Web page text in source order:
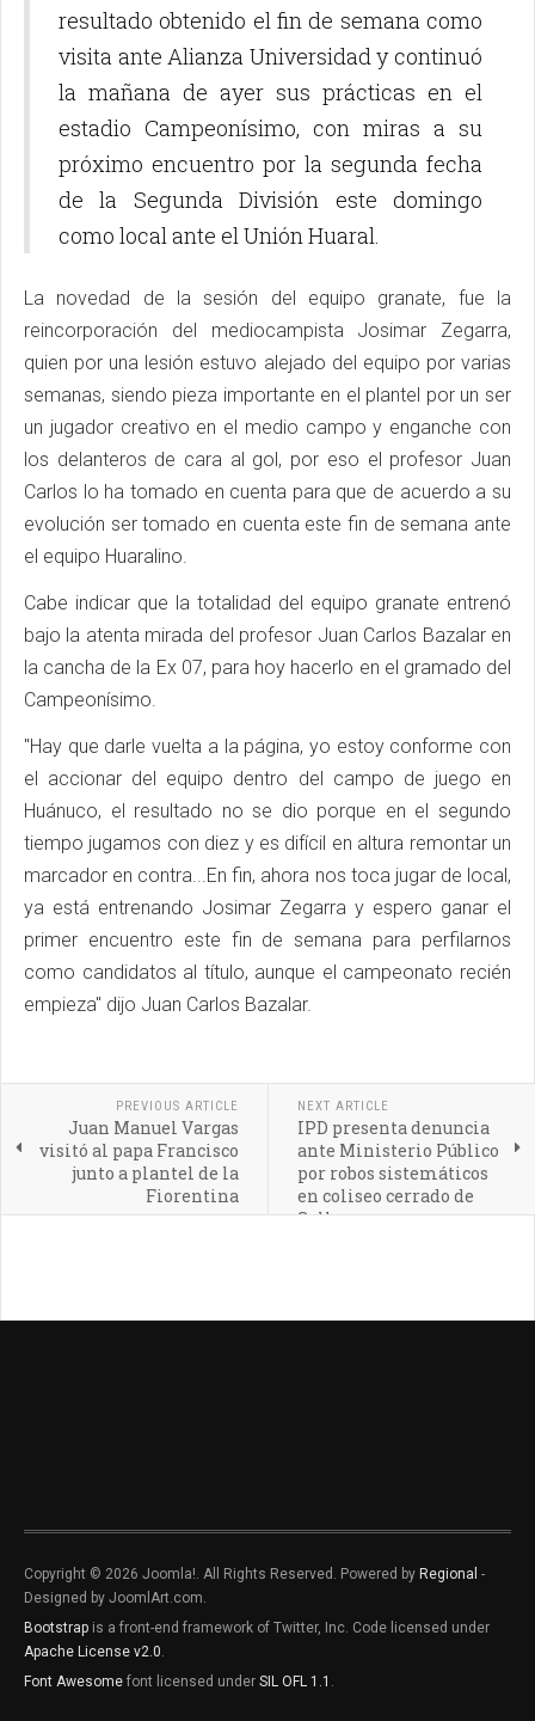
resultado obtenido el fin de semana como
visita ante Alianza Universidad y continuó
la mañana de ayer sus prácticas en el
estadio Campeonísimo, con miras a su
próximo encuentro por la segunda fecha
de la Segunda División este domingo
como local ante el Unión Huaral.
La novedad de la sesión del equipo granate, fue la
reincorporación del mediocampista Josimar Zegarra,
quien por una lesión estuvo alejado del equipo por varias
semanas, siendo pieza importante en el plantel por un ser
un jugador creativo en el medio campo y enganche con
los delanteros de cara al gol, por eso el profesor Juan
Carlos lo ha tomado en cuenta para que de acuerdo a su
evolución ser tomado en cuenta este fin de semana ante
el equipo Huaralino.
Cabe indicar que la totalidad del equipo granate entrenó
bajo la atenta mirada del profesor Juan Carlos Bazalar en
la cancha de la Ex 07, para hoy hacerlo en el gramado del
Campeonísimo.
"Hay que darle vuelta a la página, yo estoy conforme con
el accionar del equipo dentro del campo de juego en
Huánuco, el resultado no se dio porque en el segundo
tiempo jugamos con diez y es difícil en altura remontar un
marcador en contra...En fin, ahora nos toca jugar de local,
ya está entrenando Josimar Zegarra y espero ganar el
primer encuentro este fin de semana para perfilarnos
como candidatos al título, aunque el campeonato recién
empieza" dijo Juan Carlos Bazalar.
PREVIOUS ARTICLE
Juan Manuel Vargas
visitó al papa Francisco
junto a plantel de la
Fiorentina
NEXT ARTICLE
IPD presenta denuncia
ante Ministerio Público
por robos sistemáticos
en coliseo cerrado de
Sullana
Copyright © 2026 Joomla!. All Rights Reserved. Powered by Regional -
Designed by JoomlArt.com.
Bootstrap is a front-end framework of Twitter, Inc. Code licensed under
Apache License v2.0
Font Awesome font licensed under SIL OFL 1.1